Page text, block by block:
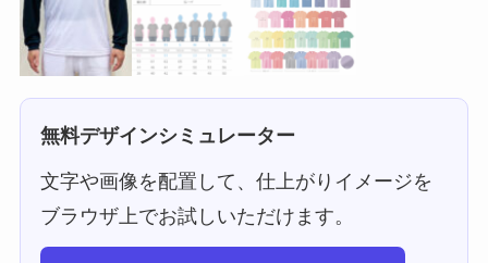
無料デザインシミュレーター
文字や画像を配置して、仕上がりイメージを
ブラウザ上でお試しいただけます。